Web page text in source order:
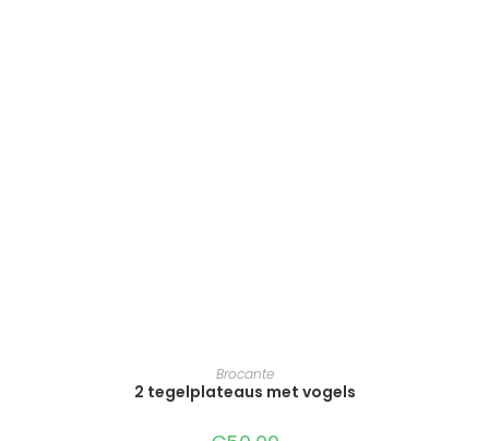
TOEVOEGEN AAN WINKELWAGEN
Brocante
2 tegelplateaus met vogels